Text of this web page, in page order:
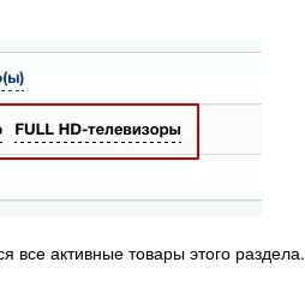
все активные товары этого раздела.